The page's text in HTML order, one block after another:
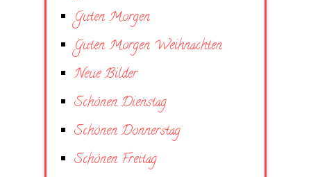
Guten Morgen
Guten Morgen Weihnachten
Neue Bilder
Schönen Dienstag
Schönen Donnerstag
Schönen Freitag